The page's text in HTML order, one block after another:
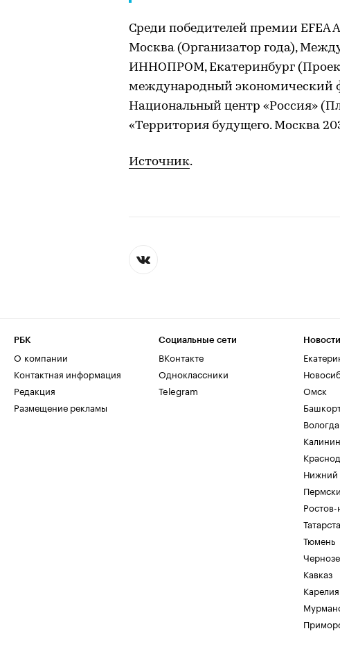
Среди победителей премии
Москва (Организатор года),
ИННОПРОМ, Екатеринбург
международный экономический
Национальный центр «Россия»
«Территория будущего. Москва
Источник.
РБК
О компании
Контактная информация
Редакция
Размещение рекламы
Социальные сети
ВКонтакте
Одноклассники
Telegram
Омск
Вологда
Нижний
Тюмень
Кавказ
Карелия